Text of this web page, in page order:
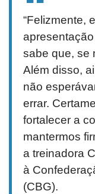
“Felizmente,
sabe que, se
Além disso,
não
errar.
fortalecer a
mantermos
a treinadora
à
(CBG).